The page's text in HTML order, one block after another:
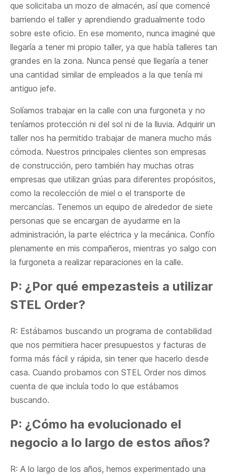
que solicitaba un mozo de almacén, así que comencé
barriendo el taller y aprendiendo gradualmente todo
sobre este oficio. En ese momento, nunca imaginé que
llegaría a tener mi propio taller, ya que había talleres tan
grandes en la zona. Nunca pensé que llegaría a tener
una cantidad similar de empleados a la que tenía mi
antiguo jefe.
Solíamos trabajar en la calle con una furgoneta y no
teníamos protección ni del sol ni de la lluvia. Adquirir un
taller nos ha permitido trabajar de manera mucho más
cómoda. Nuestros principales clientes son empresas
de construcción, pero también hay muchas otras
empresas que utilizan grúas para diferentes propósitos,
como la recolección de miel o el transporte de
mercancías. Tenemos un equipo de alrededor de siete
personas que se encargan de ayudarme en la
administración, la parte eléctrica y la mecánica. Confío
plenamente en mis compañeros, mientras yo salgo con
la furgoneta a realizar reparaciones en la calle.
P: ¿Por qué empezasteis a utilizar
STEL Order?
R: Estábamos buscando un programa de contabilidad
que nos permitiera hacer presupuestos y facturas de
forma más fácil y rápida, sin tener que hacerlo desde
casa. Cuando probamos con STEL Order nos dimos
cuenta de que incluía todo lo que estábamos
buscando.
P: ¿Cómo ha evolucionado el
negocio a lo largo de estos años?
R: A lo largo de los años, hemos experimentado una